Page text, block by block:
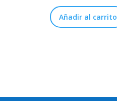
Añadir al carrito